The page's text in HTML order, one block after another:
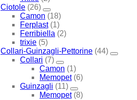
Ciotole (26)
Camon (18)
Ferplast (1)
Ferribiella (2)
trixie (5)
Collari-Guinzagli-Pettorine (44)
Collari (7)
Camon (1)
Memopet (6)
Guinzagli (11)
Memopet (8)